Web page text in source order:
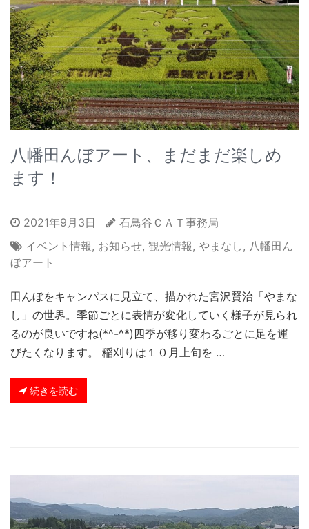
八幡田んぼアート、まだまだ楽しめ
ます！
2021年9月3日
石鳥谷ＣＡＴ事務局
イベント情報 , お知らせ, 観光情報 , やまなし , 八幡田ん
ぼアート
田んぼをキャンパスに見立て、描かれた宮沢賢治「やまな
し」の世界。季節ごとに表情が変化していく様子が見られ
るのが良いですね(*^-^*)四季が移り変わるごとに足を運
びたくなります。 稲刈りは１０月上旬を …
続きを読む